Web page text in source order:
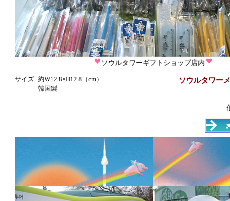
ソウルタワーギフトショップ店内
サイズ 約W12.8×H12.8（cm）
韓国製
ソウルタワー